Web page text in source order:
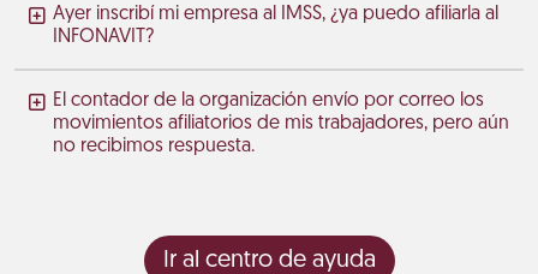
Ayer inscribí mi empresa al IMSS, ¿ya puedo afiliarla al
INFONAVIT?
El contador de la organización envío por correo los
movimientos afiliatorios de mis trabajadores, pero aún
no recibimos respuesta.
Ir al centro de ayuda